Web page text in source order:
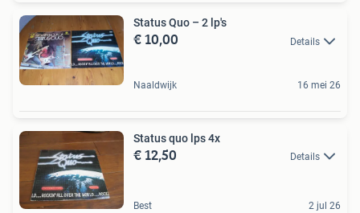
Status Quo – 2 lp's
€ 10,00 Details
Naaldwijk 16 mei 26
Status quo lps 4x
€ 12,50 Details
Best 2 jul 26